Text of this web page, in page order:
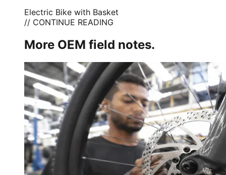
Electric Bike with Basket
// CONTINUE READING
More OEM field notes.